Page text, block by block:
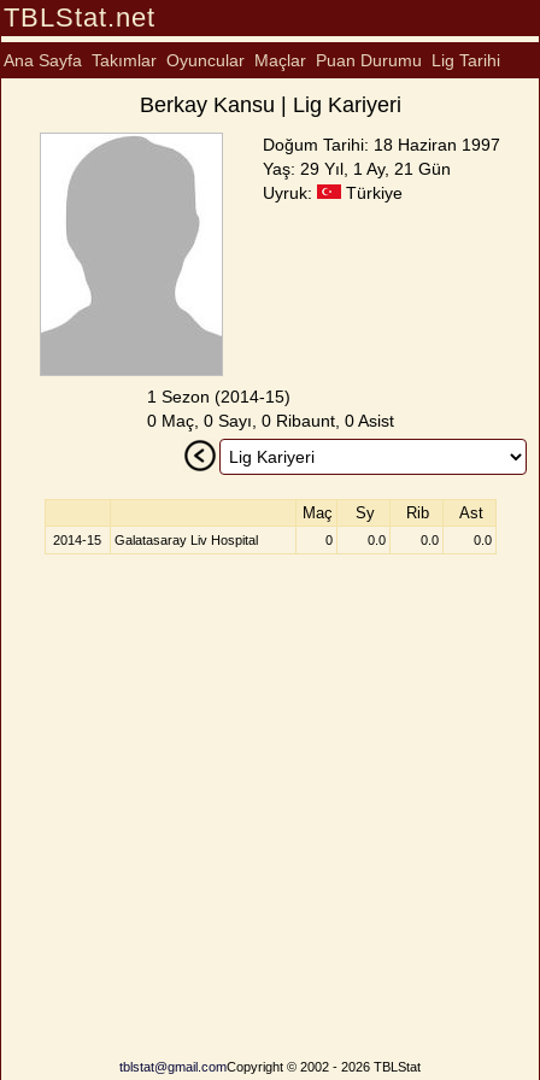
TBLStat.net
Ana Sayfa Takımlar Oyuncular Maçlar Puan Durumu Lig Tarihi
Berkay Kansu | Lig Kariyeri
Doğum Tarihi: 18 Haziran 1997
Yaş: 29 Yıl, 1 Ay, 21 Gün
Uyruk:
Türkiye
1 Sezon (2014-15)
0 Maç, 0 Sayı, 0 Ribaunt, 0 Asist
Maç Sy Rib Ast
2014-15 Galatasaray Liv Hospital 0 0.0 0.0 0.0
tblstat@gmail.comCopyright © 2002 - 2026 TBLStat